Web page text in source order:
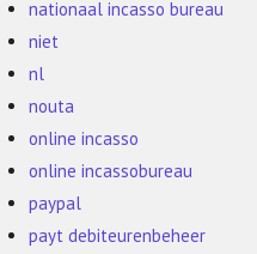
nationaal incasso bureau
niet
nl
nouta
online incasso
online incassobureau
paypal
payt debiteurenbeheer